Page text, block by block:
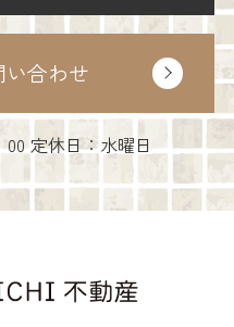
合わせ
00 定休日：水曜日